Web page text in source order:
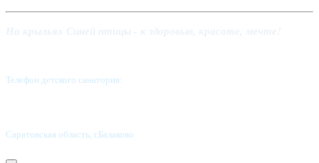
Телефон детского санатория:
Саратовская область, г.Балаково